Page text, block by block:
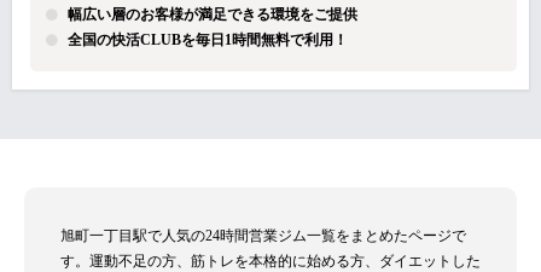
幅広い層のお客様が満足できる環境をご提供
全国の快活CLUBを毎日1時間無料で利用！
旭町一丁目駅で人気の24時間営業ジム一覧をまとめたページで
す。運動不足の方、筋トレを本格的に始める方、ダイエットした